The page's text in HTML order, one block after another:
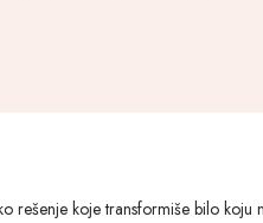
rešenje koje transformiše bilo